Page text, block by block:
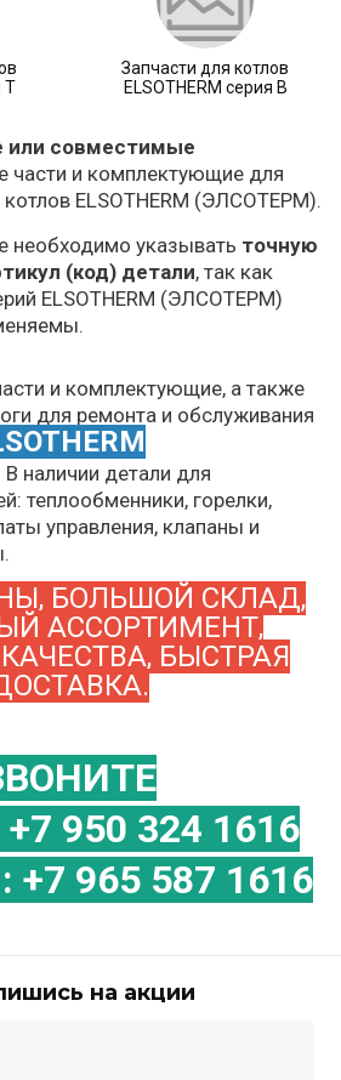
T
Запчасти для котлов
ELSOTHERM серия B
или совместимые
части и комплектующие для
ELSOTHERM (ЭЛСОТЕРМ).
необходимо указывать точную
(код) детали, так как
ELSOTHERM (ЭЛСОТЕРМ)
и комплектующие, а также
для ремонта и обслуживания
В наличии детали для
теплообменники, горелки,
управления, клапаны и
БОЛЬШОЙ СКЛАД,
АССОРТИМЕНТ,
БЫСТРАЯ
950 324 1616
965 587 1616
на акции